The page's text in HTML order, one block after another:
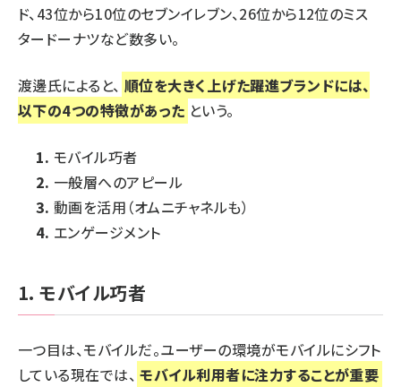
ド、43位から10位のセブンイレブン、26位から12位のミス
タードーナツなど数多い。
渡邊氏によると、 順位を大きく上げた躍進ブランドには、
以下の4つの特徴があった という。
モバイル巧者
一般層へのアピール
動画を活用（オムニチャネルも）
エンゲージメント
1. モバイル巧者
一つ目は、モバイルだ。ユーザーの環境がモバイルにシフト
している現在では、 モバイル利用者に注力することが重要